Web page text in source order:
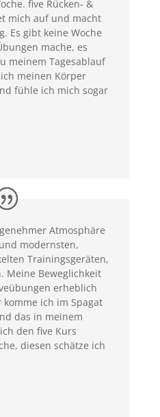
five Rücken- &
mich auf und macht
Es gibt keine Woche
mache, es
meinem Tagesablauf
meinen Körper
fühle ich mich sogar
Atmosphäre
modernsten,
Trainingsgeräten,
Meine Beweglichkeit
erheblich
komme ich im Spagat
das in meinem
den five Kurs
diesen schätze ich